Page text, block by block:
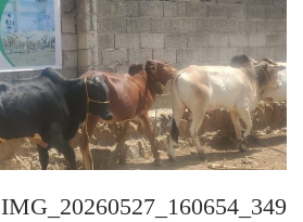
IMG_20260527_160654_349